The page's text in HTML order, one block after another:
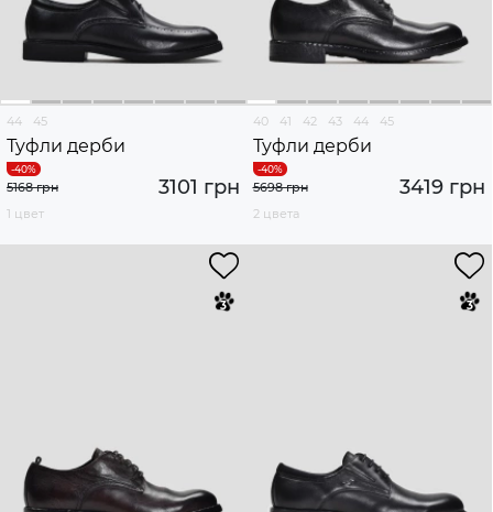
44 45
Туфли дерби
3101 грн
5168 грн
1 цвет
40 41 42 43 44 45
Туфли дерби
3419 грн
5698 грн
2 цвета